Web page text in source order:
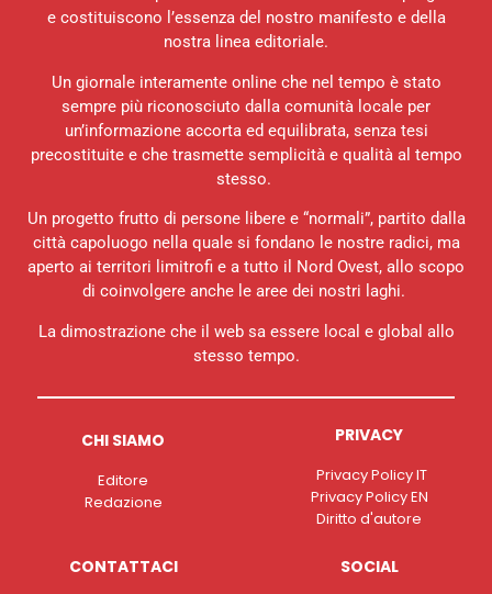
e costituiscono l’essenza del nostro manifesto e della
nostra linea editoriale.
Un giornale interamente online che nel tempo è stato
sempre più riconosciuto dalla comunità locale per
un’informazione accorta ed equilibrata, senza tesi
precostituite e che trasmette semplicità e qualità al tempo
stesso.
Un progetto frutto di persone libere e “normali”, partito dalla
città capoluogo nella quale si fondano le nostre radici, ma
aperto ai territori limitrofi e a tutto il Nord Ovest, allo scopo
di coinvolgere anche le aree dei nostri laghi.
La dimostrazione che il web sa essere local e global allo
stesso tempo.
CHI SIAMO
Editore
Redazione
PRIVACY
Privacy Policy IT
Privacy Policy EN
Diritto d'autore
CONTATTACI SOCIAL